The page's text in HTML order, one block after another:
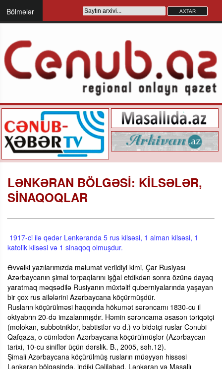
Bölmələr
LƏNKƏRAN BÖLGƏSİ: KİLSƏLƏR,
SİNAQOQLAR
1917-ci ilə qədər Lənkəranda 5 rus kilsəsi, 1 alman kilsəsi, 1
katolik kilsəsi və 1 sinaqoq olmuşdur.
Əvvəlki yazılarımızda məlumat verildiyi kimi, Çar Rusiyası
Azərbaycanın şimal torpaqlarını işğal etdikdən sonra özünə dayaq
yaratmaq məqsədilə Rusiyanın müxtəlif quberniyalarında yaşayan
bir çox rus ailələrini Azərbaycana köçürmüşdür.
Rusların köçürülməsi haqqında hökumət sərəncamı 1830-cu il
oktyabrın 20-də imzalanmışdır. Həmin sərəncama əsasən təriqətçi
(molokan, subbotniklər, babtistlər və d.) və bidətçi ruslar Cənubi
Qafqaza, o cümlədən Azərbaycana köçürülmüşlər (Azərbaycan
tarixi, 10-cu siniflər üçün dərslik. B., 2005, səh.12).
Şimali Azərbaycana köçürülmüş rusların müəyyən hissəsi
Lənkəran bölgəsində, indiki Cəlilabad, Lənkəran və Masallı